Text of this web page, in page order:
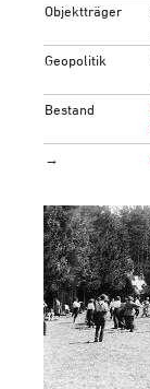
Objektträger
Geopolitik
Bestand
→